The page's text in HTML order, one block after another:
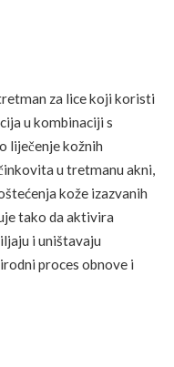
za lice koji koristi
u kombinaciji s
liječenje kožnih
u tretmanu akni,
kože izazvanih
tako da aktivira
i uništavaju
proces obnove i